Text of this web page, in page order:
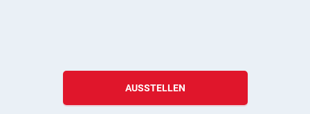
AUSSTELLEN